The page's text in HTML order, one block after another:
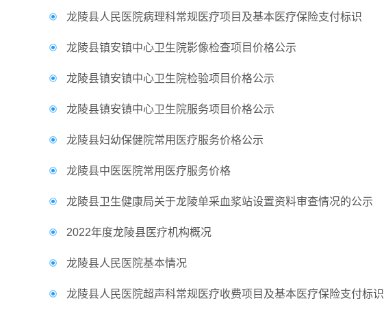
龙陵县人民医院病理科常规医疗项目及基本医疗保险支付标识
龙陵县镇安镇中心卫生院影像检查项目价格公示
龙陵县镇安镇中心卫生院检验项目价格公示
龙陵县镇安镇中心卫生院服务项目价格公示
龙陵县妇幼保健院常用医疗服务价格公示
龙陵县中医医院常用医疗服务价格
龙陵县卫生健康局关于龙陵单采血浆站设置资料审查情况的公示
2022年度龙陵县医疗机构概况
龙陵县人民医院基本情况
龙陵县人民医院超声科常规医疗收费项目及基本医疗保险支付标识